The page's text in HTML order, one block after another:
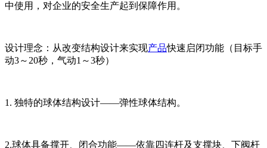
中使用，对企业的安全生产起到保障作用。
设计理念：从改变结构设计来实现产品快速启闭功能（目标手
动3～20秒，气动1～3秒）
1. 独特的球体结构设计——弹性球体结构。
2.球体具备撑开、闭合功能——依靠四连杆及支撑块、下阀杆